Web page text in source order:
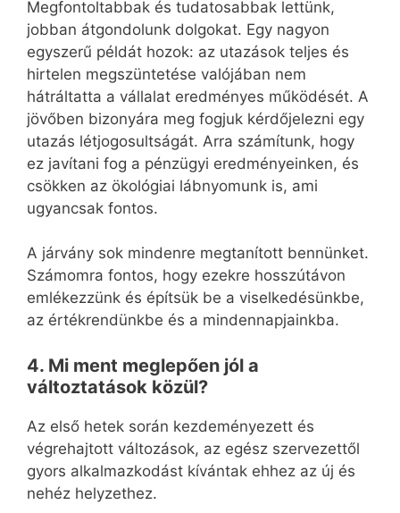
Megfontoltabbak és tudatosabbak lettünk,
jobban átgondolunk dolgokat. Egy nagyon
egyszerű példát hozok: az utazások teljes és
hirtelen megszüntetése valójában nem
hátráltatta a vállalat eredményes működését. A
jövőben bizonyára meg fogjuk kérdőjelezni egy
utazás létjogosultságát. Arra számítunk, hogy
ez javítani fog a pénzügyi eredményeinken, és
csökken az ökológiai lábnyomunk is, ami
ugyancsak fontos.
A járvány sok mindenre megtanított bennünket.
Számomra fontos, hogy ezekre hosszútávon
emlékezzünk és építsük be a viselkedésünkbe,
az értékrendünkbe és a mindennapjainkba.
4. Mi ment meglepően jól a
változtatások közül?
Az első hetek során kezdeményezett és
végrehajtott változások, az egész szervezettől
gyors alkalmazkodást kívántak ehhez az új és
nehéz helyzethez.